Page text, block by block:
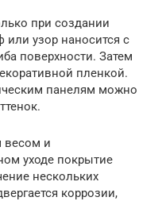
при создании
или узор наносится с
поверхности. Затем
пленкой.
панелям можно
весом и
уходе покрытие
нескольких
коррозии,